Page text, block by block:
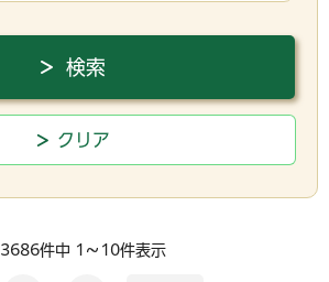
3686件中 1～10件表示